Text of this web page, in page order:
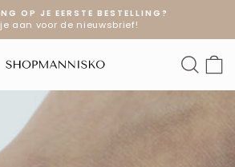
Diavoorstelling
OP JE EERSTE BESTELLING?
aan voor de nieuwsbrief!